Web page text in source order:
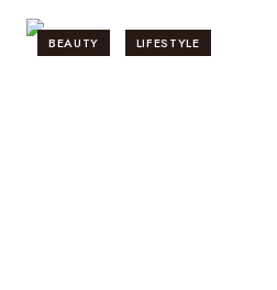
BEAUTY LIFESTYLE